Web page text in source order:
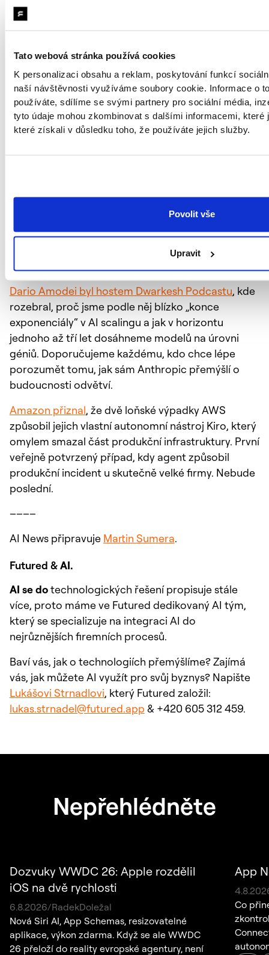
Tato webová stránka používá cookies
K personalizaci obsahu a reklam, poskytování funkcí
naší návštěvnosti využíváme soubory cookie. Informace o
používáte, sdílíme se svými partnery pro sociální média,
tyto údaje mohou zkombinovat s dalšími informacemi, které
které získali v důsledku toho, že používáte jejich služby.
Povolit vše
Upravit
jednoduchá otázka. Které úkoly ve vašem týmu
jsou dobře definované, opakující se a dnes stojí
přidávat hodnotu jako první. A stejně jako u coding
agentů platí: kdo to vyzkouší dřív, ten si postaví
výhodu v pochopení limitů i přínosů dřív, než se z
toho stane povinnost.
Zajímavosti
agent v Marrákeši sám odpověděl na audio zprávu,
přestože tuto schopnost Steinberger nikdy
nenaprogramoval. Tříhodinový rozhovor stojí za
poslechnutí pro každého, kdo přemýšlí o tom, kam
Dario Amodei byl hostem Dwarkesh Podcastu, kde
rozebral, proč jsme podle něj blízko „konce
exponenciály“ v AI scalingu a jak v horizontu
jednoho až tří let dosáhneme modelů na úrovni
géniů. Doporučujeme každému, kdo chce lépe
porozumět tomu, jak sám Anthropic přemýšlí o
budoucnosti odvětví.
Amazon přiznal, že dvě loňské výpadky AWS
způsobil jejich vlastní autonomní nástroj Kiro, který
omylem smazal část produkční infrastruktury. První
veřejně potvrzený případ, kdy agent způsobil
produkční incident u skutečně velké firmy. Nebude
poslední.
––––
AI News připravuje Martin Sumera.
Futured &AI.
AI se dotechnologických řešení propisuje stále
více, proto máme ve Futured dedikovaný AI tým,
který se specializuje na integraci AI do
nejrůznějších firemních procesů.
Baví vás, jak o technologiích přemýšlíme? Zajímá
vás, jak můžete AI využít pro svůj byznys? Napište
Lukášovi Strnadlovi, který Futured založil:
lukas.strnadel@futured.app & +420 605 312 459.
Nepřehlédněte
Dozvuky WWDC 26: Apple rozdělil
iOS na dvě rychlosti
6.8.2026/RadekDoležal
Nová Siri AI, App Schemas, resizovatelné
aplikace, výkon zdarma. Když se ale WWDC
26 přeloží do reality evropské agentury, není
App
4.8.
Co